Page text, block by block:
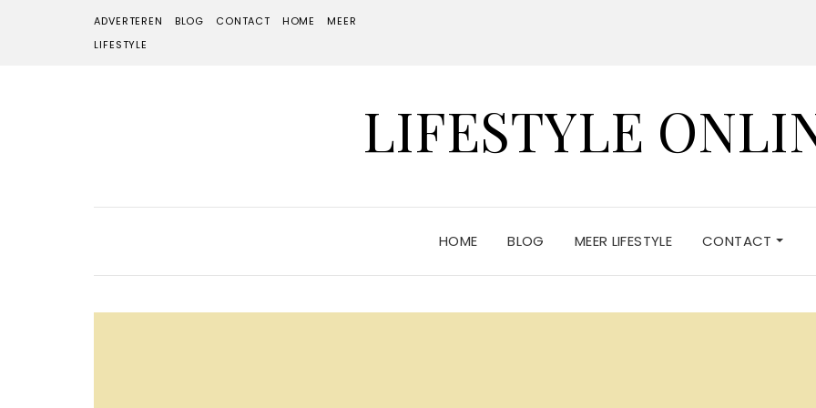
ADVERTEREN BLOG CONTACT HOME
MEER
LIFESTYLE
LIFESTYLE
HOME BLOG MEER LIFESTYLE CONTACT